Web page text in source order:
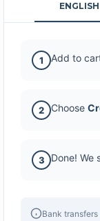
ENGLISH
1 Add to
2 Choose
3 Done! We
Bank